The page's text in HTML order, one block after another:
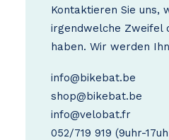
Kontaktieren Sie uns,
irgendwelche Zweifel
haben. Wir werden
info@bikebat.be
shop@bikebat.be
info@velobat.fr
052/719 919 (9uhr-